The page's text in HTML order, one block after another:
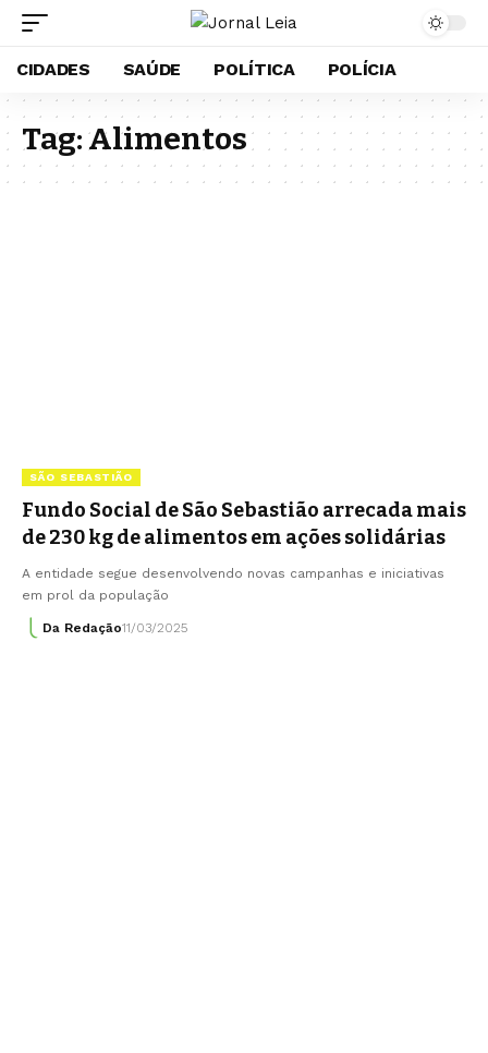
CIDADES SAÚDE POLÍTICA POLÍCIA
Tag:Alimentos
SÃO SEBASTIÃO
Fundo Social de São Sebastião arrecada mais
de 230 kg de alimentos em ações solidárias
A entidade segue desenvolvendo novas campanhas e iniciativas
em prol da população
Da Redação11/03/2025